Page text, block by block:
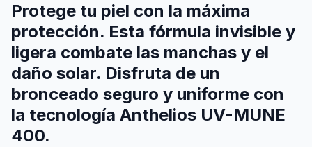
Protege tu piel con la máxima
protección. Esta fórmula invisible y
ligera combate las manchas y el
daño solar. Disfruta de un
bronceado seguro y uniforme con
la tecnología Anthelios UV-MUNE
400.